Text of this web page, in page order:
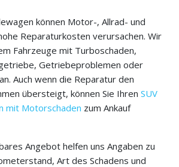
können Motor-, Allrad- und
Reparaturkosten verursachen. Wir
Fahrzeuge mit Turboschaden,
Getriebeproblemen oder
Auch wenn die Reparatur den
übersteigt, können Sie Ihren SUV
mit Motorschaden zum Ankauf
Angebot helfen uns Angaben zu
Art des Schadens und